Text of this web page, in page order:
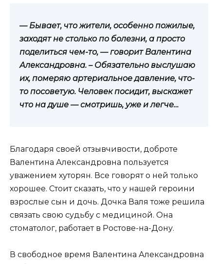
— Бывает, что жители, особенно пожилые,
заходят не столько по болезни, а просто
поделиться чем-то, — говорит Валентина
Александровна. – Обязательно выслушаю
их, померяю артериальное давление, что-
то посоветую. Человек посидит, выскажет
что на душе — смотришь, уже и легче…
Благодаря своей отзывчивости, доброте
Валентина Александровна пользуется
уважением хуторян. Все говорят о ней только
хорошее. Стоит сказать, что у нашей героини
взрослые сын и дочь. Дочка Валя тоже решила
связать свою судьбу с медициной. Она
стоматолог, работает в Ростове-на-Дону.
В свободное время Валентина Александровна